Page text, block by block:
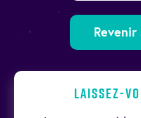
Laissez-